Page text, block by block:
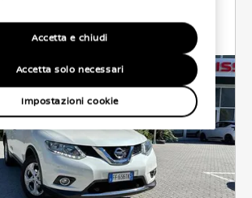
5 Posti
Accetta solo necessari
Accetta e chiudi
Impostazioni cookie